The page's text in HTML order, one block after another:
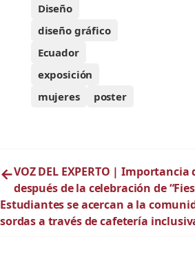
Diseño
diseño gráfico
Ecuador
exposición
mujeres
poster
←VOZ DEL EXPERTO |
después de la celebración de
Estudiantes se acercan a la
sordas a través de cafetería